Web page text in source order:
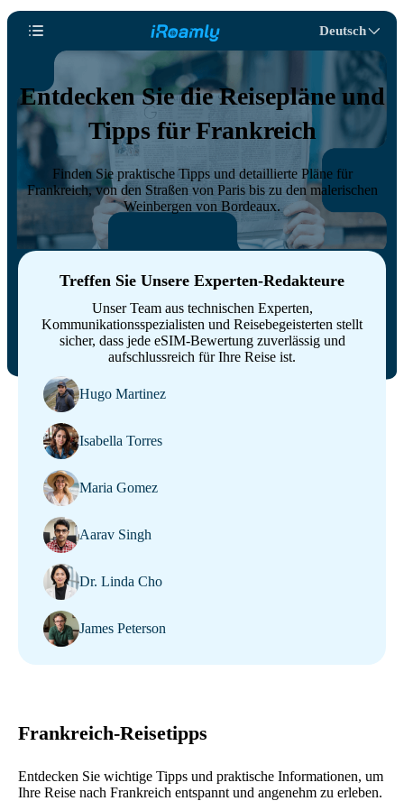
Deutsch
Entdecken Sie die Reisepläne und
Tipps für Frankreich
Finden Sie praktische Tipps und detaillierte Pläne für
Frankreich, von den Straßen von Paris bis zu den malerischen
Weinbergen von Bordeaux.
Treffen Sie Unsere Experten-Redakteure
Unser Team aus technischen Experten,
Kommunikationsspezialisten und Reisebegeisterten stellt
sicher, dass jede eSIM-Bewertung zuverlässig und
aufschlussreich für Ihre Reise ist.
Hugo Martinez
Isabella Torres
Maria Gomez
Aarav Singh
Dr. Linda Cho
James Peterson
Frankreich-Reisetipps
Entdecken Sie wichtige Tipps und praktische Informationen, um
Ihre Reise nach Frankreich entspannt und angenehm zu erleben.